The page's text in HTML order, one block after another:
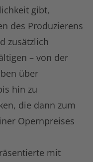
gibt,
des Produzierens
zusätzlich
– von der
über
hin zu
die dann zum
Opernpreises
mit